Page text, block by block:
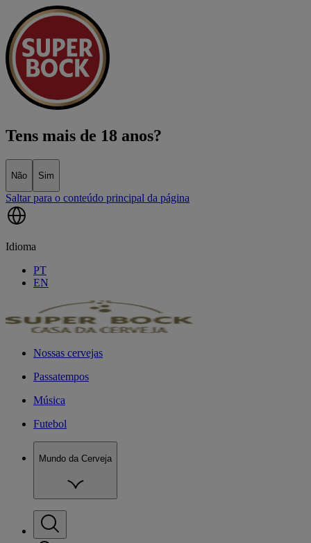
Tens mais de 18 anos?
Não Sim
Saltar para o conteúdo principal da página
Idioma
PT
EN
Nossas cervejas
Passatempos
Música
Futebol
Mundo da Cerveja